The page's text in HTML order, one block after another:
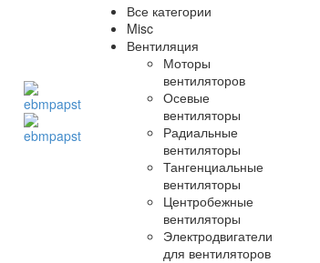
Все категории
Misc
Вентиляция
Моторы
вентиляторов
Осевые
вентиляторы
Радиальные
вентиляторы
Тангенциальные
вентиляторы
Центробежные
вентиляторы
Электродвигатели
для вентиляторов